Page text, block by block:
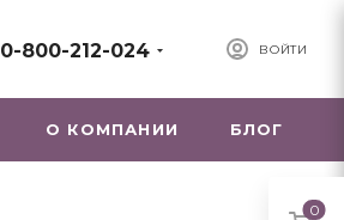
ВОЙТИ
0-800-212-024
О КОМПАНИИ БЛОГ
0